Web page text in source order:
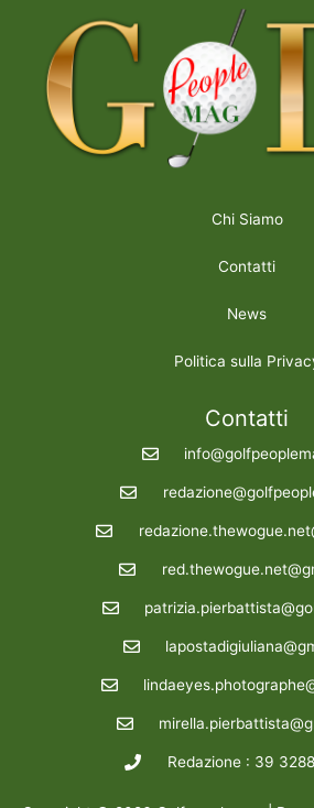
Chi Siamo
Contatti
News
Politica sulla
Contatti
Redazione : 39